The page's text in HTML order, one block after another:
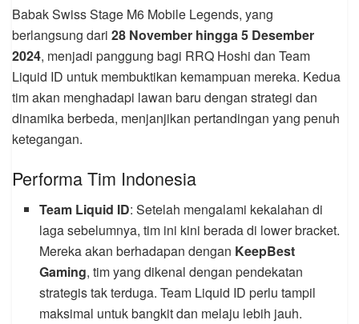
Babak Swiss Stage M6 Mobile Legends, yang
berlangsung dari 28 November hingga 5 Desember
2024, menjadi panggung bagi RRQ Hoshi dan Team
Liquid ID untuk membuktikan kemampuan mereka. Kedua
tim akan menghadapi lawan baru dengan strategi dan
dinamika berbeda, menjanjikan pertandingan yang penuh
ketegangan.
Performa Tim Indonesia
Team Liquid ID: Setelah mengalami kekalahan di
laga sebelumnya, tim ini kini berada di lower bracket.
Mereka akan berhadapan dengan KeepBest
Gaming, tim yang dikenal dengan pendekatan
strategis tak terduga. Team Liquid ID perlu tampil
maksimal untuk bangkit dan melaju lebih jauh.